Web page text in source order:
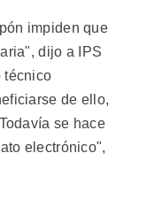
impiden que
dijo a IPS
técnico
de ello,
se hace
electrónico",